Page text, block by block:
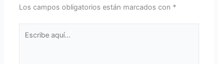
Los campos obligatorios están marcados con *
aquí...